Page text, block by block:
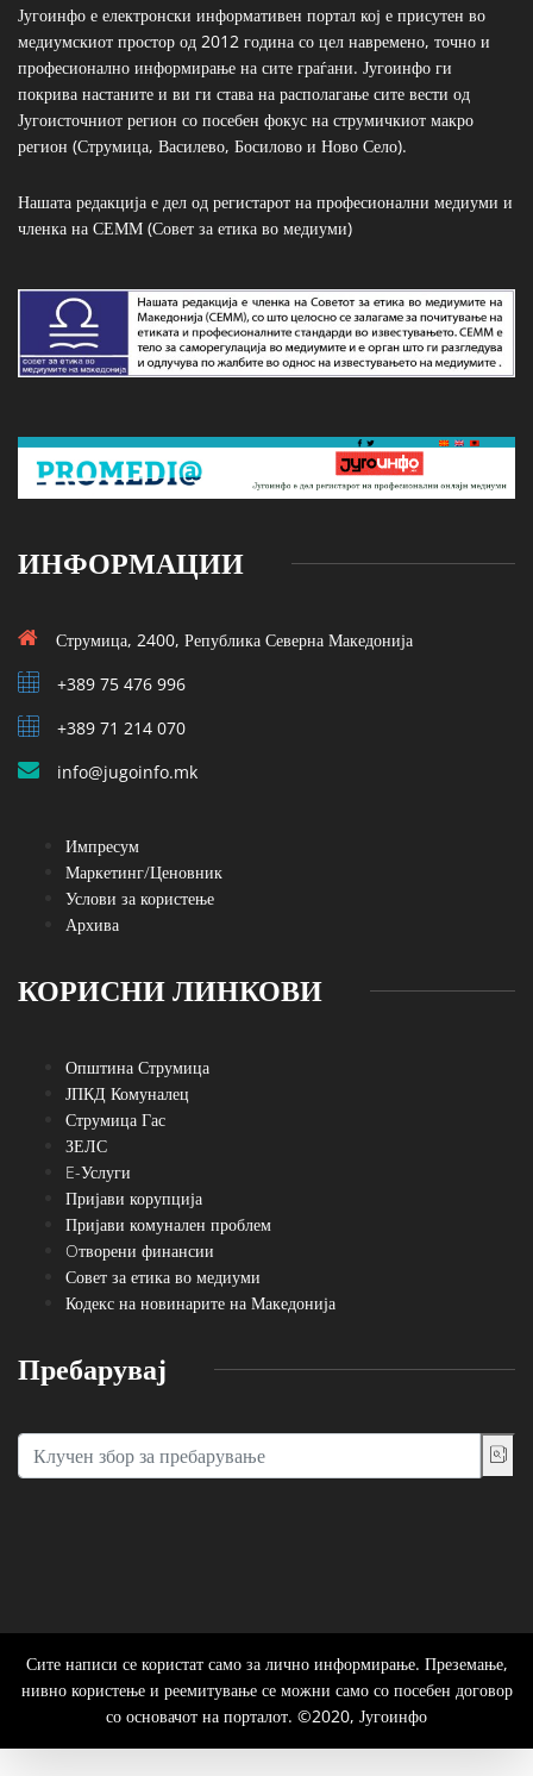
Југоинфо е електронски информативен портал кој е присутен во
медиумскиот простор од 2012 година со цел навремено, точно и
професионално информирање на сите граѓани. Југоинфо ги
покрива настаните и ви ги става на располагање сите вести од
Југоисточниот регион со посебен фокус на струмичкиот макро
регион (Струмица, Василево, Босилово и Ново Село).
Нашата редакција е дел од регистарот на професионални медиуми и
членка на СЕММ (Совет за етика во медиуми)
ИНФОРМАЦИИ
Струмица, 2400, Република Северна Македонија
+389 75 476 996
+389 71 214 070
info@jugoinfo.mk
Импресум
Маркетинг/Ценовник
Услови за користење
Архива
КОРИСНИ ЛИНКОВИ
Општина Струмица
ЈПКД Комуналец
Струмица Гас
ЗЕЛС
E-Услуги
Пријави корупција
Пријави комунален проблем
Oтворени финансии
Совет за етика во медиуми
Кодекс на новинарите на Македонија
Пребарувај
Сите написи се користат само за лично информирање. Преземање,
нивно користење и реемитување се можни само со посебен договор
со основачот на порталот. ©2020, Југоинфо